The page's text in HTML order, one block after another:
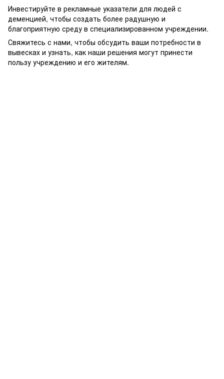
Инвестируйте в рекламные указатели для людей с
деменцией, чтобы создать более радушную и
благоприятную среду в специализированном учреждении.
Свяжитесь с нами, чтобы обсудить ваши потребности в
вывесках и узнать, как наши решения могут принести
пользу учреждению и его жителям.